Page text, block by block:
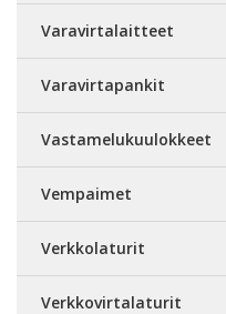
Varavirtalaitteet
Varavirtapankit
Vastamelukuulokkeet
Vempaimet
Verkkolaturit
Verkkovirtalaturit